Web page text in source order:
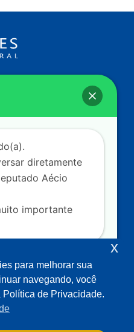
Ala C – Gabinete
diretamente
Aécio
importante
WhatsApp, você
utilizados exclusivamente
demandas, sugestões ou
do Deputado Aécio
com sigilo e não serão
para melhorar sua
navegando, você
de Privacidade.
x